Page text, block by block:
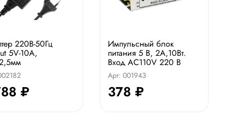
220В-50Гц
5V-10A,
₽
Импульсный блок
питания 5 В, 2А,10Вт.
Вход AC110V 220 В
Арт: 001943
378 ₽